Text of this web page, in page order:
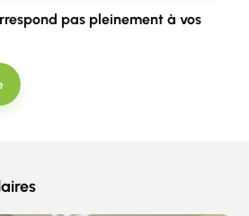
pas pleinement à vos